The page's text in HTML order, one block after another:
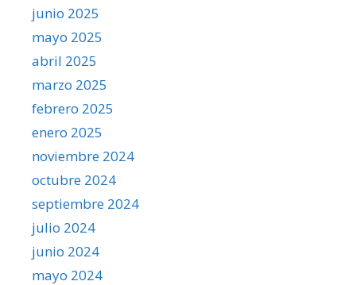
junio 2025
mayo 2025
abril 2025
marzo 2025
febrero 2025
enero 2025
noviembre 2024
octubre 2024
septiembre 2024
julio 2024
junio 2024
mayo 2024